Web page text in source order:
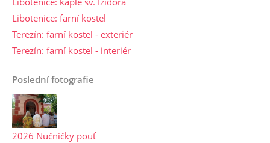
Libotenice: farní kostel
Terezín: farní kostel - exteriér
Terezín: farní kostel - interiér
Poslední fotografie
2026 Nučničky pouť